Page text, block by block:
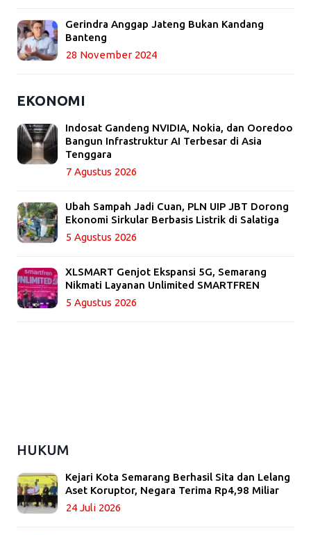
Gerindra Anggap Jateng Bukan Kandang
Banteng
28 November 2024
EKONOMI
Indosat Gandeng NVIDIA, Nokia, dan Ooredoo
Bangun Infrastruktur AI Terbesar di Asia
Tenggara
7 Agustus 2026
Ubah Sampah Jadi Cuan, PLN UIP JBT Dorong
Ekonomi Sirkular Berbasis Listrik di Salatiga
5 Agustus 2026
XLSMART Genjot Ekspansi 5G, Semarang
Nikmati Layanan Unlimited SMARTFREN
5 Agustus 2026
HUKUM
Kejari Kota Semarang Berhasil Sita dan Lelang
Aset Koruptor, Negara Terima Rp4,98 Miliar
24 Juli 2026